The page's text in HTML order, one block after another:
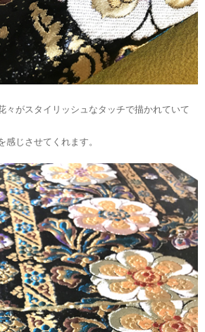
々がスタイリッシュなタッチで描かれていて
じさせてくれます。